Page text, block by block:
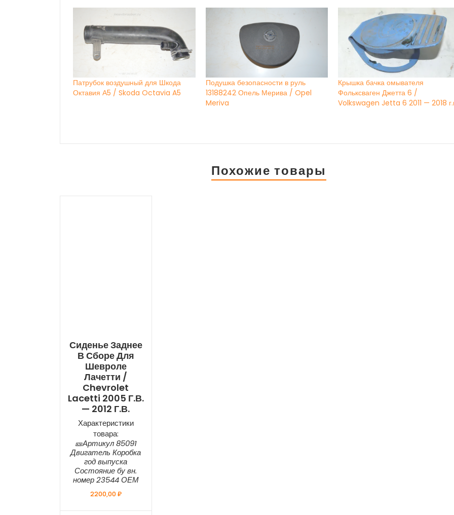
Патрубок воздушный для Шкода
Октавия А5 / Skoda Octavia A5
Подушка безопасности в руль
13188242 Опель Мерива / Opel
Meriva
Крышка бачка омывателя
Фольксваген Джетта 6 /
Volkswagen Jetta 6 2011 — 2018
Похожие товары
Сиденье Заднее
В Сборе Для
Шевроле
Лачетти /
Chevrolet
Lacetti 2005 Г.в.
— 2012 Г.в.
Характеристики
товара:
🎫Артикул 85091
Двигатель Коробка
год выпуска
Состояние бу вн.
номер 23544 ОЕМ
2200,00₽